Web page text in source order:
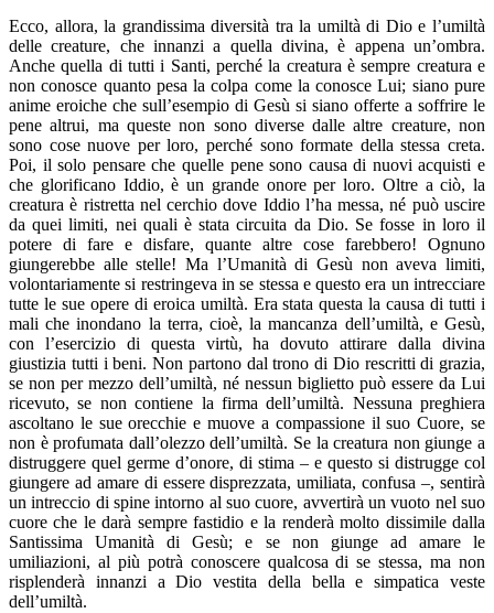
Ecco, allora, la grandissima diversità tra la umiltà di Dio e l’umiltà
delle creature, che innanzi a quella divina, è appena un’ombra.
Anche quella di tutti i Santi, perché la creatura è sempre creatura e
non conosce quanto pesa la colpa come la conosce Lui; siano pure
anime eroiche che sull’esempio di Gesù si siano offerte a soffrire le
pene altrui, ma queste non sono diverse dalle altre creature, non
sono cose nuove per loro, perché sono formate della stessa creta.
Poi, il solo pensare che quelle pene sono causa di nuovi acquisti e
che glorificano Iddio, è un grande onore per loro. Oltre a ciò, la
creatura è ristretta nel cerchio dove Iddio l’ha messa, né può uscire
da quei limiti, nei quali è stata circuita da Dio. Se fosse in loro il
potere di fare e disfare, quante altre cose farebbero! Ognuno
giungerebbe alle stelle! Ma l’Umanità di Gesù non aveva limiti,
volontariamente si restringeva in se stessa e questo era un intrecciare
tutte le sue opere di eroica umiltà. Era stata questa la causa di tutti i
mali che inondano la terra, cioè, la mancanza dell’umiltà, e Gesù,
con l’esercizio di questa virtù, ha dovuto attirare dalla divina
giustizia tutti i beni. Non partono dal trono di Dio rescritti di grazia,
se non per mezzo dell’umiltà, né nessun biglietto può essere da Lui
ricevuto, se non contiene la firma dell’umiltà. Nessuna preghiera
ascoltano le sue orecchie e muove a compassione il suo Cuore, se
non è profumata dall’olezzo dell’umiltà. Se la creatura non giunge a
distruggere quel germe d’onore, di stima – e questo si distrugge col
giungere ad amare di essere disprezzata, umiliata, confusa –, sentirà
un intreccio di spine intorno al suo cuore, avvertirà un vuoto nel suo
cuore che le darà sempre fastidio e la renderà molto dissimile dalla
Santissima Umanità di Gesù; e se non giunge ad amare le
umiliazioni, al più potrà conoscere qualcosa di se stessa, ma non
risplenderà innanzi a Dio vestita della bella e simpatica veste
dell’umiltà.